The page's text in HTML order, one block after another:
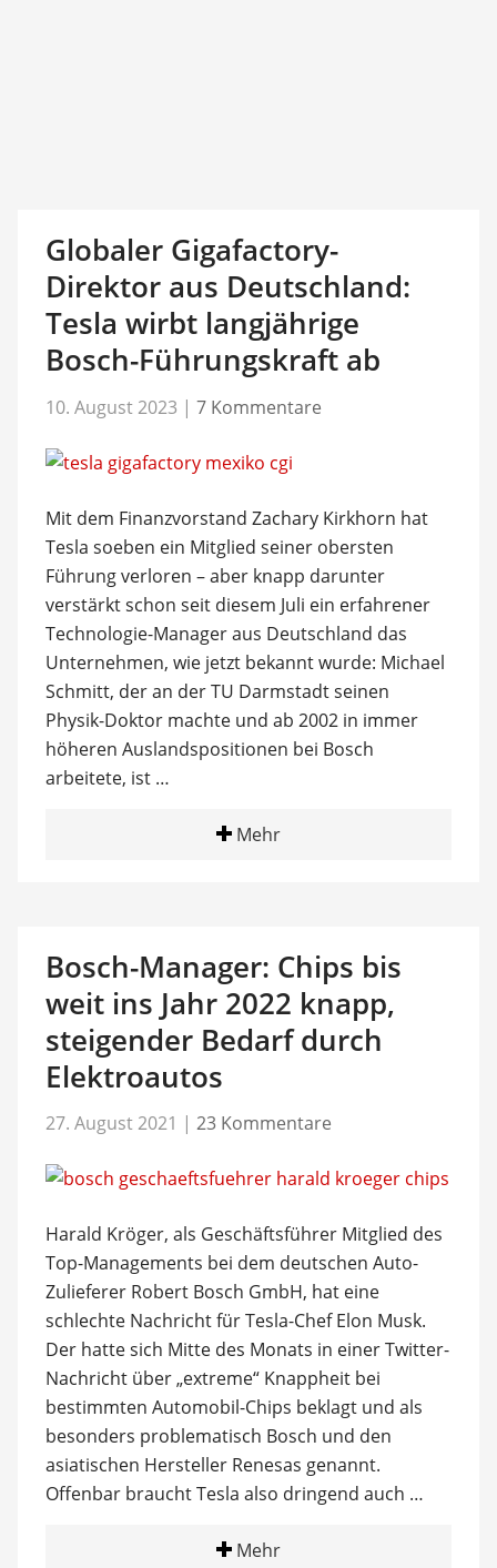
Globaler Gigafactory-
Direktor aus Deutschland:
Tesla wirbt langjährige
Bosch-Führungskraft ab
10. August 2023 | 7 Kommentare
Mit dem Finanzvorstand Zachary Kirkhorn hat
Tesla soeben ein Mitglied seiner obersten
Führung verloren – aber knapp darunter
verstärkt schon seit diesem Juli ein erfahrener
Technologie-Manager aus Deutschland das
Unternehmen, wie jetzt bekannt wurde: Michael
Schmitt, der an der TU Darmstadt seinen
Physik-Doktor machte und ab 2002 in immer
höheren Auslandspositionen bei Bosch
arbeitete, ist …
Mehr
Bosch-Manager: Chips bis
weit ins Jahr 2022 knapp,
steigender Bedarf durch
Elektroautos
27. August 2021 | 23 Kommentare
Harald Kröger, als Geschäftsführer Mitglied des
Top-Managements bei dem deutschen Auto-
Zulieferer Robert Bosch GmbH, hat eine
schlechte Nachricht für Tesla-Chef Elon Musk.
Der hatte sich Mitte des Monats in einer Twitter-
Nachricht über „extreme“ Knappheit bei
bestimmten Automobil-Chips beklagt und als
besonders problematisch Bosch und den
asiatischen Hersteller Renesas genannt.
Offenbar braucht Tesla also dringend auch …
Mehr